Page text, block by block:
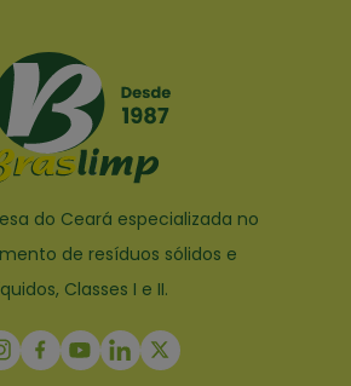
do Ceará especializada no
de resíduos sólidos e
Classes I e II.